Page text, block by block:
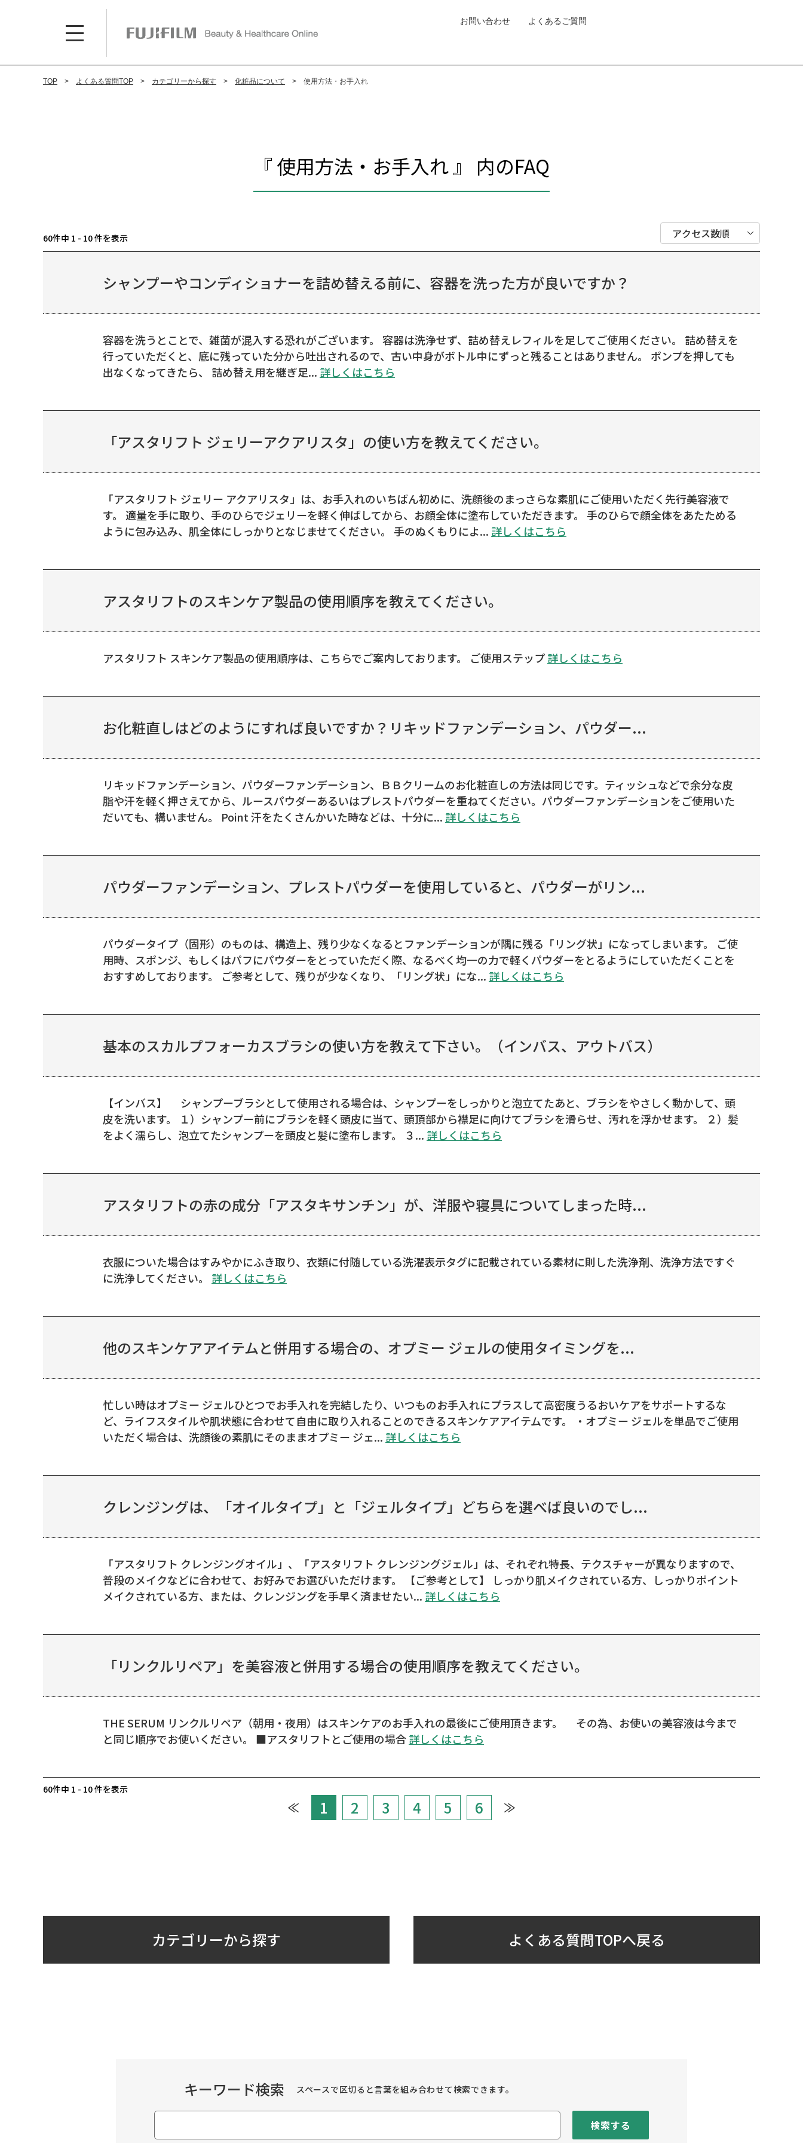
お問い合わせ よくあるご質問
TOP よくある質問TOP カテゴリーから探す 化粧品について 使用方法・お手入れ
『 使用方法・お手入れ 』 内のFAQ
60件中 1 - 10 件を表示
シャンプーやコンディショナーを詰め替える前に、容器を洗った方が良いですか？
容器を洗うとことで、雑菌が混入する恐れがございます。 容器は洗浄せず、詰め替えレフィルを足してご使用ください。 詰め替えを
行っていただくと、底に残っていた分から吐出されるので、古い中身がボトル中にずっと残ることはありません。 ポンプを押しても
出なくなってきたら、 詰め替え用を継ぎ足... 詳しくはこちら
「アスタリフト ジェリーアクアリスタ」の使い方を教えてください。
「アスタリフト ジェリー アクアリスタ」は、お手入れのいちばん初めに、洗顔後のまっさらな素肌にご使用いただく先行美容液で
す。 適量を手に取り、手のひらでジェリーを軽く伸ばしてから、お顔全体に塗布していただきます。 手のひらで顔全体をあたためる
ように包み込み、肌全体にしっかりとなじませてください。 手のぬくもりによ... 詳しくはこちら
アスタリフトのスキンケア製品の使用順序を教えてください。
アスタリフト スキンケア製品の使用順序は、こちらでご案内しております。 ご使用ステップ詳しくはこちら
お化粧直しはどのようにすれば良いですか？リキッドファンデーション、パウダー...
リキッドファンデーション、パウダーファンデーション、ＢＢクリームのお化粧直しの方法は同じです。ティッシュなどで余分な皮
脂や汗を軽く押さえてから、ルースパウダーあるいはプレストパウダーを重ねてください。パウダーファンデーションをご使用いた
だいても、構いません。 Point 汗をたくさんかいた時などは、十分に... 詳しくはこちら
パウダーファンデーション、プレストパウダーを使用していると、パウダーがリン...
パウダータイプ（固形）のものは、構造上、残り少なくなるとファンデーションが隅に残る「リング状」になってしまいます。 ご使
用時、スポンジ、もしくはパフにパウダーをとっていただく際、なるべく均一の力で軽くパウダーをとるようにしていただくことを
おすすめしております。 ご参考として、残りが少なくなり、「リング状」にな... 詳しくはこちら
基本のスカルプフォーカスブラシの使い方を教えて下さい。（インバス、アウトバス）
【インバス】 シャンプーブラシとして使用される場合は、シャンプーをしっかりと泡立てたあと、ブラシをやさしく動かして、頭
皮を洗います。 １）シャンプー前にブラシを軽く頭皮に当て、頭頂部から襟足に向けてブラシを滑らせ、汚れを浮かせます。 ２）髪
をよく濡らし、泡立てたシャンプーを頭皮と髪に塗布します。 ３... 詳しくはこちら
アスタリフトの赤の成分「アスタキサンチン」が、洋服や寝具についてしまった時...
衣服についた場合はすみやかにふき取り、衣類に付随している洗濯表示タグに記載されている素材に則した洗浄剤、洗浄方法ですぐ
に洗浄してください。 詳しくはこちら
他のスキンケアアイテムと併用する場合の、オプミー ジェルの使用タイミングを...
忙しい時はオプミー ジェルひとつでお手入れを完結したり、いつものお手入れにプラスして高密度うるおいケアをサポートするな
ど、ライフスタイルや肌状態に合わせて自由に取り入れることのできるスキンケアアイテムです。 ・オプミー ジェルを単品でご使用
いただく場合は、洗顔後の素肌にそのままオプミー ジェ... 詳しくはこちら
クレンジングは、「オイルタイプ」と「ジェルタイプ」どちらを選べば良いのでし...
「アスタリフト クレンジングオイル」、「アスタリフト クレンジングジェル」は、それぞれ特長、テクスチャーが異なりますので、
普段のメイクなどに合わせて、お好みでお選びいただけます。 【ご参考として】 しっかり肌メイクされている方、しっかりポイント
メイクされている方、または、クレンジングを手早く済ませたい... 詳しくはこちら
「リンクルリペア」を美容液と併用する場合の使用順序を教えてください。
THE SERUM リンクルリペア（朝用・夜用）はスキンケアのお手入れの最後にご使用頂きます。 その為、お使いの美容液は今まで
と同じ順序でお使いください。 ■アスタリフトとご使用の場合詳しくはこちら
60件中 1 - 10 件を表示
≪ 1 2 3 4 5 6 ≫
カテゴリーから探す よくある質問TOPへ戻る
キーワード検索 スペースで区切ると言葉を組み合わせて検索できます。
検索する